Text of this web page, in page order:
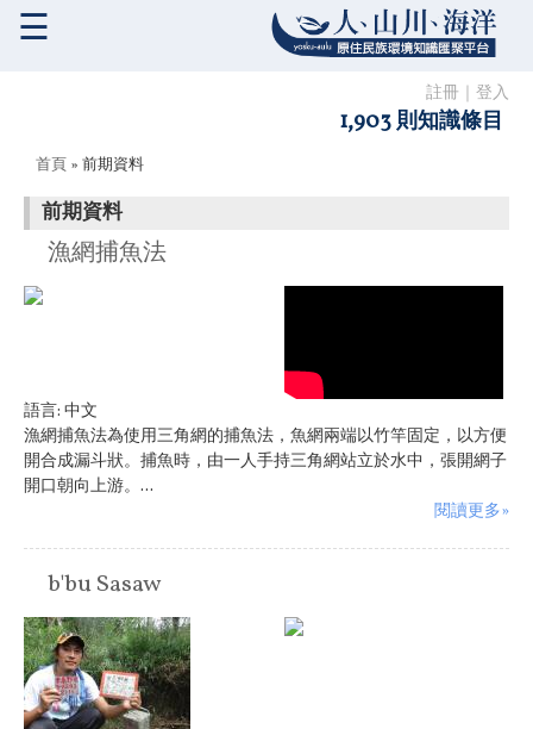
註冊 登入
1,903 則知識條目
☰
您在這裡
首頁 » 前期資料
前期資料
漁網捕魚法
語言: 中文
漁網捕魚法為使用三角網的捕魚法，魚網兩端以竹竿固定，以方便
開合成漏斗狀。捕魚時，由一人手持三角網站立於水中，張開網子
開口朝向上游。...
閱讀更多»
b'bu Sasaw